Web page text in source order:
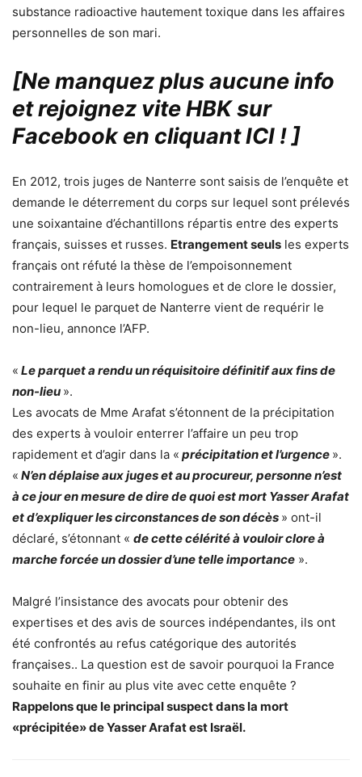
substance radioactive hautement toxique dans les affaires
personnelles de son mari.
[Ne manquez plus aucune info
et rejoignez vite HBK sur
Facebook en cliquant ICI !]
En 2012, trois juges de Nanterre sont saisis de l’enquête et
demande le déterrement du corps sur lequel sont prélevés
une soixantaine d’échantillons répartis entre des experts
français, suisses et russes. Etrangement seuls les experts
français ont réfuté la thèse de l’empoisonnement
contrairement à leurs homologues et de clore le dossier,
pour lequel le parquet de Nanterre vient de requérir le
non-lieu, annonce l’AFP.
« Le parquet a rendu un réquisitoire définitif aux fins de
non-lieu ».
Les avocats de Mme Arafat s’étonnent de la précipitation
des experts à vouloir enterrer l’affaire un peu trop
rapidement et d’agir dans la « précipitation et l’urgence ».
« N’en déplaise aux juges et au procureur, personne n’est
à ce jour en mesure de dire de quoi est mort Yasser Arafat
et d’expliquer les circonstances de son décès » ont-il
déclaré, s’étonnant « de cette célérité à vouloir clore à
marche forcée un dossier d’une telle importance ».
Malgré l’insistance des avocats pour obtenir des
expertises et des avis de sources indépendantes, ils ont
été confrontés au refus catégorique des autorités
françaises.. La question est de savoir pourquoi la France
souhaite en finir au plus vite avec cette enquête ?
Rappelons que le principal suspect dans la mort
«précipitée» de Yasser Arafat est Israël.